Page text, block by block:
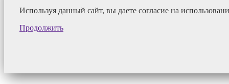
Используя данный сайт, вы даете согласие на
Продолжить